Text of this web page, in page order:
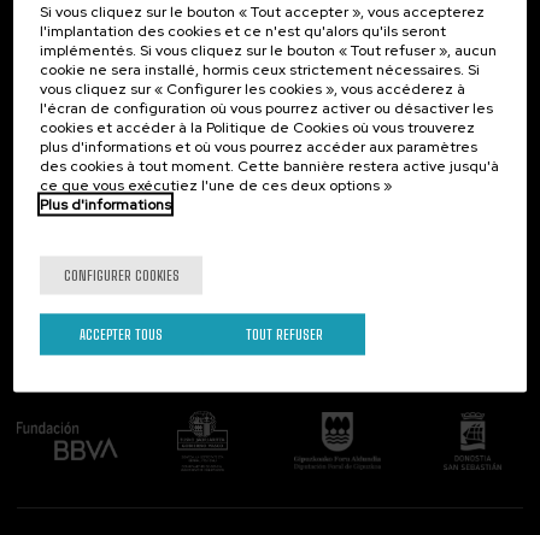
Contact
Palacio Miramar
Paseo de Miraconcha, 48
20007 Donostia / San Sebastián
Gipuzkoa, Spain
Contactez-nous!
Intéressant...
Activités précédentes
Suivez-nous
Si vous cliquez sur le bouton « Tout accepter », vous accepterez
l'implantation des cookies et ce n'est qu'alors qu'ils seront
implémentés. Si vous cliquez sur le bouton « Tout refuser », aucun
cookie ne sera installé, hormis ceux strictement nécessaires. Si
vous cliquez sur « Configurer les cookies », vous accéderez à
l'écran de configuration où vous pourrez activer ou désactiver les
cookies et accéder à la Politique de Cookies où vous trouverez
plus d'informations et où vous pourrez accéder aux paramètres
des cookies à tout moment. Cette bannière restera active jusqu'à
ce que vous exécutiez l'une de ces deux options »
Plus d'informations
CONFIGURER COOKIES
TOUT REFUSER
ACCEPTER TOUS